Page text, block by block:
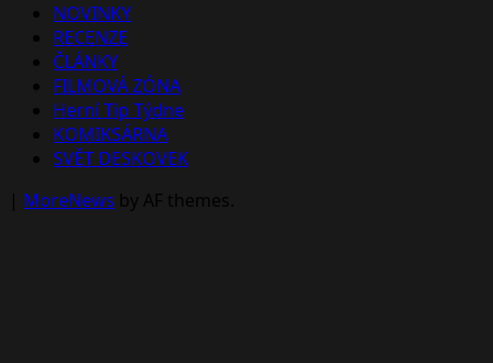
NOVINKY
RECENZE
ČLÁNKY
FILMOVÁ ZÓNA
Herní Tip Týdne
KOMIKSÁRNA
SVĚT DESKOVEK
| MoreNews by AF themes.